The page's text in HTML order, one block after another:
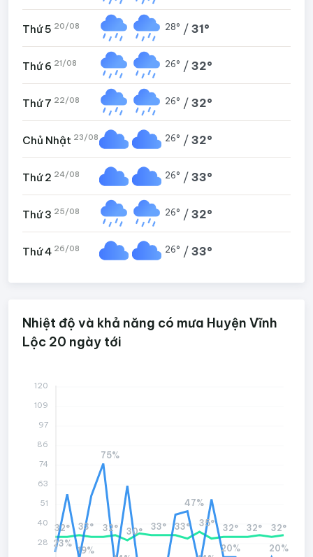
Thứ 5 20/08 28° / 31°
Thứ 6 21/08 26° / 32°
Thứ 7 22/08 26° / 32°
Chủ Nhật 23/08 26° / 32°
Thứ 2 24/08 26° / 33°
Thứ 3 25/08 26° / 32°
Thứ 4 26/08 26° / 33°
Nhiệt độ và khả năng có mưa Huyện Vĩnh
Lộc 20 ngày tới
32° 33° 32° 30° 33° 33° 35° 32° 32°
32°
23%
19%
75%
47%
20% 20%
120
109
97
86
74
63
51
40
28